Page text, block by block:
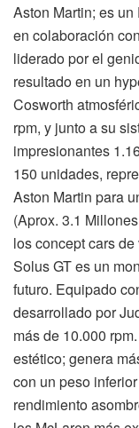
Aston Martin; es
en colaboración
liderado por el
resultado en un
Cosworth
rpm, y junto a su
impresionantes
150 unidades,
Aston Martin para
(Aprox. 3.1
los concept cars
Solus GT es un
futuro. Equipado
desarrollado por
más de 10.000
estético; genera
con un peso
rendimiento